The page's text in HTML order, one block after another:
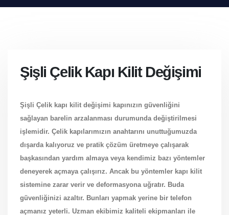
Şişli Çelik Kapı Kilit Değişimi
Şişli Çelik kapı kilit değişimi kapınızın güvenliğini
sağlayan barelin arzalanması durumunda değiştirilmesi
işlemidir. Çelik kapılarımızın anahtarını unuttuğumuzda
dışarda kalıyoruz ve pratik çözüm üretmeye çalışarak
başkasından yardım almaya veya kendimiz bazı yöntemler
deneyerek açmaya çalışırız. Ancak bu yöntemler kapı kilit
sistemine zarar verir ve deformasyona uğratır. Buda
güvenliğinizi azaltır. Bunları yapmak yerine bir telefon
açmanız yeterli. Uzman ekibimiz kaliteli ekipmanları ile